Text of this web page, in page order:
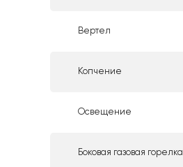
Вертел
Копчение
Освещение
Боковая газовая горелка